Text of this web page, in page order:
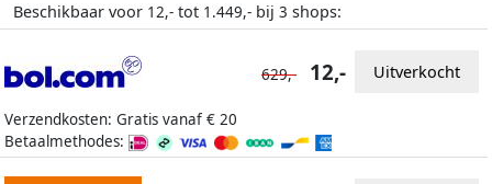
Beschikbaar voor 12,- tot 1.449,- bij 3 shops:
Verzendkosten: Gratis vanaf € 20
Betaalmethodes:
629,- 12,- Uitverkocht